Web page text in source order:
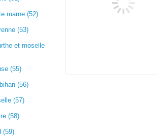
marne (52)
(53)
et moselle
(55)
(56)
(57)
(58)
(59)